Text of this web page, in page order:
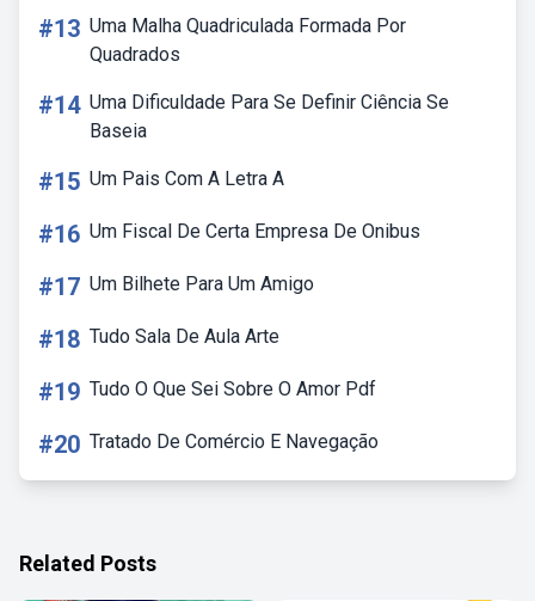
#13 Uma Malha Quadriculada Formada Por
Quadrados
#14 Uma Dificuldade Para Se Definir Ciência Se
Baseia
#15 Um Pais Com A Letra A
#16 Um Fiscal De Certa Empresa De Onibus
#17 Um Bilhete Para Um Amigo
#18 Tudo Sala De Aula Arte
#19 Tudo O Que Sei Sobre O Amor Pdf
#20 Tratado De Comércio E Navegação
Related Posts